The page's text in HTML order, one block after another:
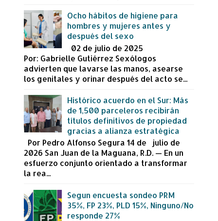
Ocho hábitos de higiene para
hombres y mujeres antes y
después del sexo
02 de julio de 2025
Por: Gabrielle Gutiérrez Sexólogos
advierten que lavarse las manos, asearse
los genitales y orinar después del acto se...
Histórico acuerdo en el Sur: Más
de 1,500 parceleros recibirán
títulos definitivos de propiedad
gracias a alianza estratégica
Por Pedro Alfonso Segura 14 de julio de
2026 San Juan de la Maguana, R.D. — En un
esfuerzo conjunto orientado a transformar
la rea...
Segun encuesta sondeo PRM
35%, FP 23%, PLD 15%, Ninguno/No
responde 27%